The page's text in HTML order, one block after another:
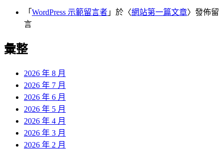
「 WordPress 示範留言者 」於〈網站第一篇文章〉發佈留
言
彙整
2026 年 8 月
2026 年 7 月
2026 年 6 月
2026 年 5 月
2026 年 4 月
2026 年 3 月
2026 年 2 月